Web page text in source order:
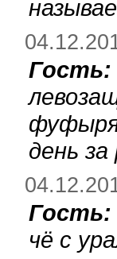
Гость:
день
Гость:
чё с